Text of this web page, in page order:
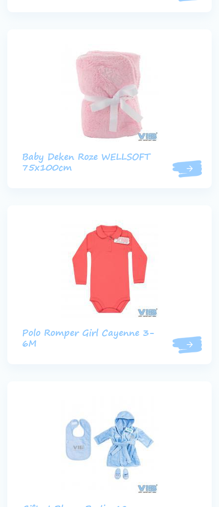
Baby Deken Roze WELLSOFT
75x100cm
Polo Romper Girl Cayenne 3-
6M